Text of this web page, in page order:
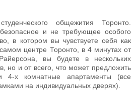
общежития Торонто.
и не требующее особого
в котором вы чувствуете себя как
центре Торонто, в 4 минутах от
вы будете в нескольких
но и от всего, что может предложить
х комнатные апартаменты (все
на индивидуальных дверях).